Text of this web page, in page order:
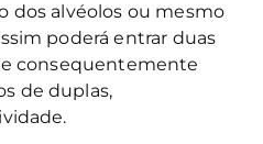
dos alvéolos ou mesmo
poderá entrar duas
consequentemente
de duplas,